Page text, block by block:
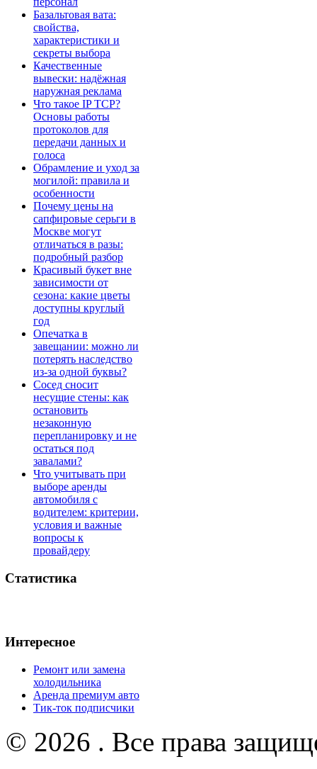
Базальтовая вата:
свойства,
характеристики и
секреты выбора
Качественные
вывески: надёжная
наружная реклама
Что такое IP TCP?
Основы работы
протоколов для
передачи данных и
голоса
Обрамление и уход за
могилой: правила и
особенности
Почему цены на
сапфировые серьги в
Москве могут
отличаться в разы:
подробный разбор
Красивый букет вне
зависимости от
сезона: какие цветы
доступны круглый
год
Опечатка в
завещании: можно ли
потерять наследство
из-за одной буквы?
Сосед сносит
несущие стены: как
остановить
незаконную
перепланировку и не
остаться под
завалами?
Что учитывать при
выборе аренды
автомобиля с
водителем: критерии,
условия и важные
вопросы к
провайдеру
Статистика
Интересное
Ремонт или замена
холодильника
Аренда премиум авто
Тик-ток подписчики
© 2026 . Все права